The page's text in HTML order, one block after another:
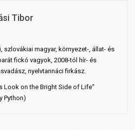
Tibor
szlovákiai magyar, környezet-, állat- és
fickó vagyok, 2008-tól hír- és
nyelvtannáci firkász.
Look on the Bright Side of Life“
Python)